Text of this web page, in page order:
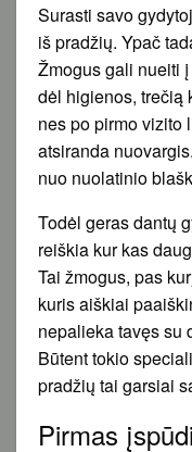
Surasti savo
iš pradžių. Ypač
Žmogus gali nueiti
dėl higienos, trečią
nes po pirmo vizito
atsiranda
nuo nuolatinio
Todėl geras dantų
reiškia kur kas
Tai žmogus, pas
kuris aiškiai
nepalieka tavęs su
Būtent tokio
pradžių tai garsiai
Pirmas